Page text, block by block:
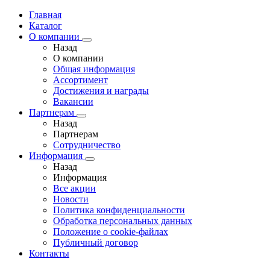
Главная
Каталог
О компании
Назад
О компании
Общая информация
Ассортимент
Достижения и награды
Вакансии
Партнерам
Назад
Партнерам
Сотрудничество
Информация
Назад
Информация
Все акции
Новости
Политика конфиденциальности
Обработка персональных данных
Положение о cookie-файлах
Публичный договор
Контакты